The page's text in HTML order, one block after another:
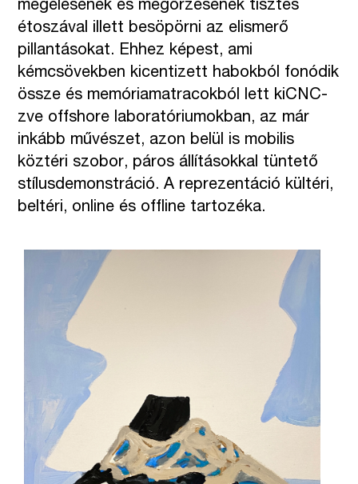
megélésének és megőrzésének tisztes
étoszával illett besöpörni az elismerő
pillantásokat. Ehhez képest, ami
kémcsövekben kicentizett habokból fonódik
össze és memóriamatracokból lett kiCNC-
zve offshore laboratóriumokban, az már
inkább művészet, azon belül is mobilis
köztéri szobor, páros állításokkal tüntető
stílusdemonstráció. A reprezentáció kültéri,
beltéri, online és offline tartozéka.